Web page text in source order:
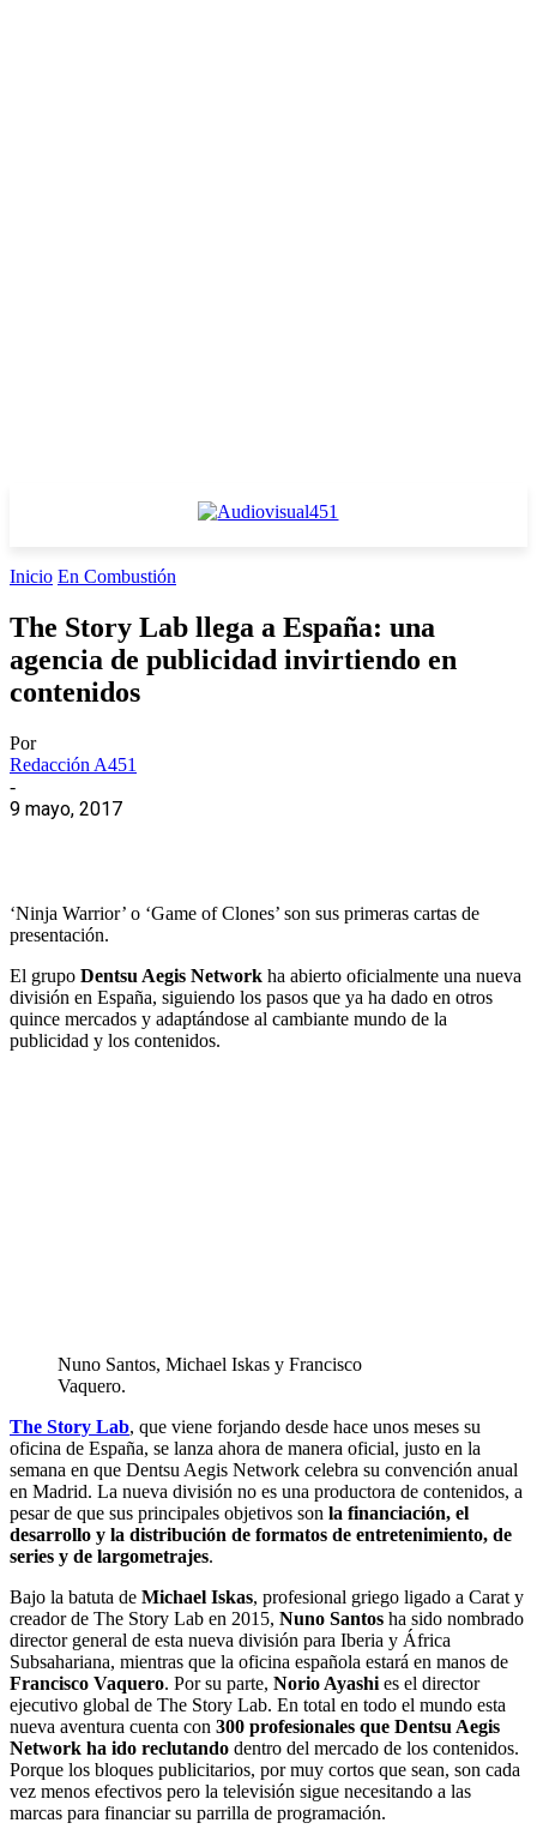
Inicio En Combustión
The Story Lab llega a España: una
agencia de publicidad invirtiendo en
contenidos
Por
Redacción A451
-
9 mayo, 2017
‘Ninja Warrior’ o ‘Game of Clones’ son sus primeras cartas de
presentación.
El grupo Dentsu Aegis Network ha abierto oficialmente una nueva
división en España, siguiendo los pasos que ya ha dado en otros
quince mercados y adaptándose al cambiante mundo de la
publicidad y los contenidos.
Nuno Santos, Michael Iskas y Francisco
Vaquero.
The Story Lab, que viene forjando desde hace unos meses su
oficina de España, se lanza ahora de manera oficial, justo en la
semana en que Dentsu Aegis Network celebra su convención anual
en Madrid. La nueva división no es una productora de contenidos, a
pesar de que sus principales objetivos son la financiación, el
desarrollo y la distribución de formatos de entretenimiento, de
series y de largometrajes.
Bajo la batuta de Michael Iskas, profesional griego ligado a Carat y
creador de The Story Lab en 2015, Nuno Santos ha sido nombrado
director general de esta nueva división para Iberia y África
Subsahariana, mientras que la oficina española estará en manos de
Francisco Vaquero. Por su parte, Norio Ayashi es el director
ejecutivo global de The Story Lab. En total en todo el mundo esta
nueva aventura cuenta con 300 profesionales que Dentsu Aegis
Network ha ido reclutando dentro del mercado de los contenidos.
Porque los bloques publicitarios, por muy cortos que sean, son cada
vez menos efectivos pero la televisión sigue necesitando a las
marcas para financiar su parrilla de programación.